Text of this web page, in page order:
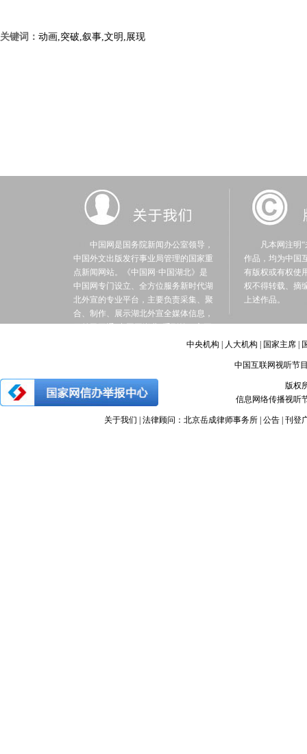
关键词： 动画,突破,叙事,文明,展现